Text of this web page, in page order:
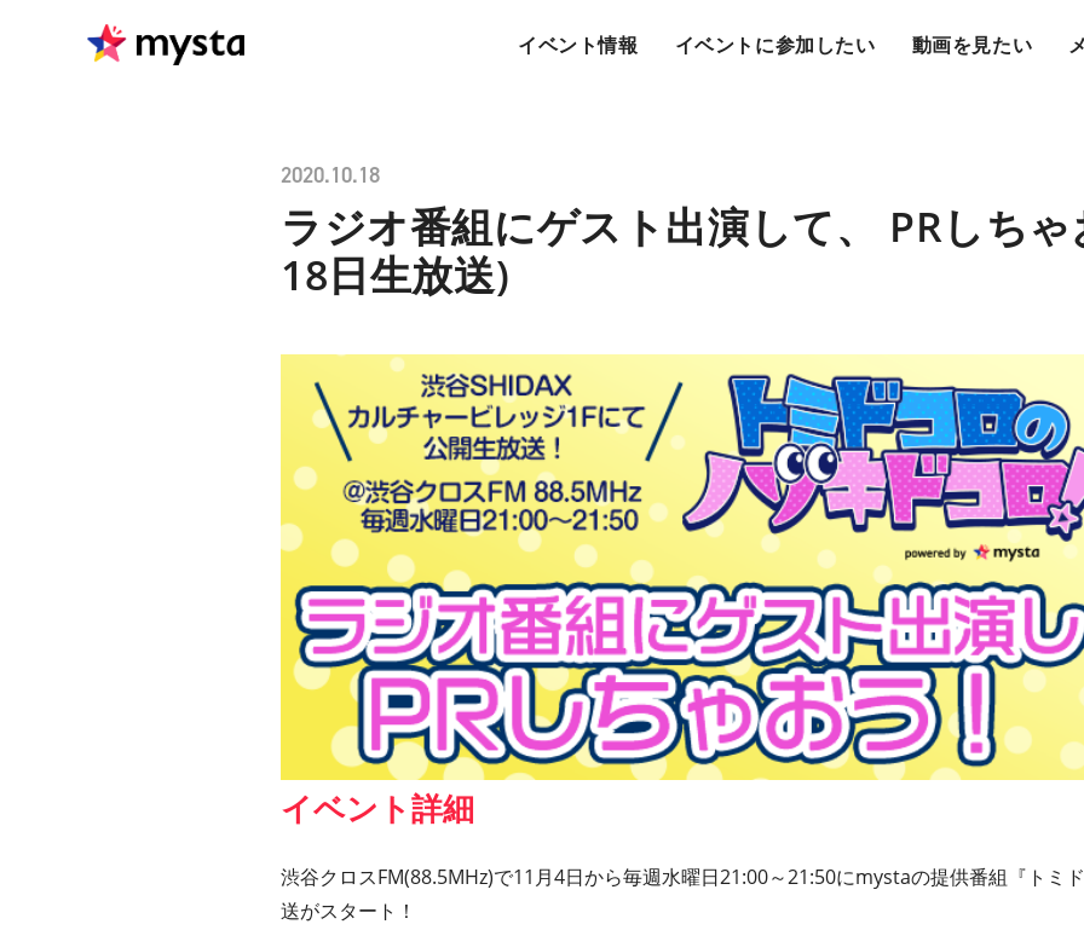
イベント情報 イベントに参加したい 動画を見たい
2020.10.18
ラジオ番組にゲスト出演して、 PRしちゃ
18日生放送)
イベント詳細
渋谷クロスFM(88.5MHz)で11月4日から毎週水曜日21:00～21:50にmystaの提供番組『トミ
送がスタート！